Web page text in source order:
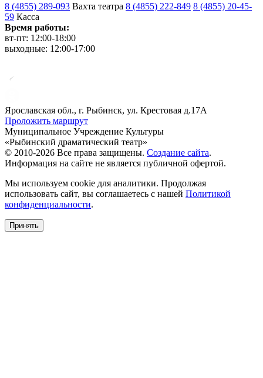
8 (4855) 289-093 Вахта театра 8 (4855) 222-849 8 (4855) 20-45-
59 Касса
Время работы:
вт-пт: 12:00-18:00
выходные: 12:00-17:00
Ярославская обл., г. Рыбинск, ул. Крестовая д.17А
Проложить маршрут
Муниципальное Учреждение Культуры
«Рыбинский драматический театр»
© 2010-2026 Все права защищены. Создание сайта.
Информация на сайте не является публичной офертой.
Мы используем cookie для аналитики. Продолжая
использовать сайт, вы соглашаетесь с нашей Политикой
конфиденциальности.
Принять